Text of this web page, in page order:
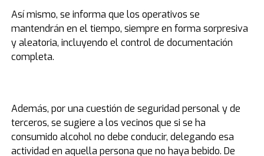
Así mismo, se informa que los operativos se
mantendrán en el tiempo, siempre en forma sorpresiva
y aleatoria, incluyendo el control de documentación
completa.
Además, por una cuestión de seguridad personal y de
terceros, se sugiere a los vecinos que si se ha
consumido alcohol no debe conducir, delegando esa
actividad en aquella persona que no haya bebido. De